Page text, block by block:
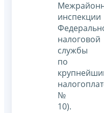
инспекции
налоговой
службы
по
№
10).